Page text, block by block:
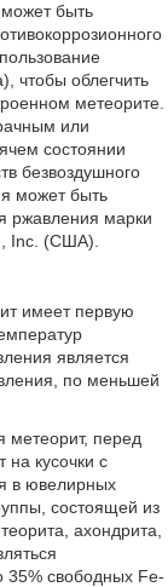
быть
чтобы облегчить
метеорите.
или
состоянии
безвоздушного
может быть
ржавления марки
Inc. (США).
имеет первую
является
по меньшей
метеорит, перед
кусочки с
в ювелирных
состоящей из
ахондрита,
35% свободных Fe-